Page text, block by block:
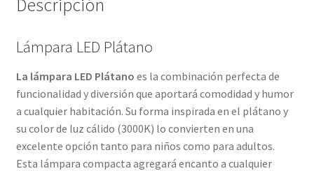
Descripción
Lámpara LED Plátano
La lámpara LED Plátano es la combinación perfecta de
funcionalidad y diversión que aportará comodidad y humor
a cualquier habitación. Su forma inspirada en el plátano y
su color de luz cálido (3000K) lo convierten en una
excelente opción tanto para niños como para adultos.
Esta lámpara compacta agregará encanto a cualquier